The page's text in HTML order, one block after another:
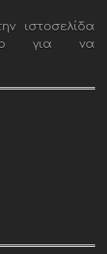
ιστοσελίδα
για να